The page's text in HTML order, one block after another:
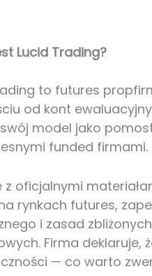
Lucid Trading?
to futures
od kont
model jako
funded firmami.
z oficjalnymi
rynkach futures,
i zasad
Firma deklaruje,
— co warto